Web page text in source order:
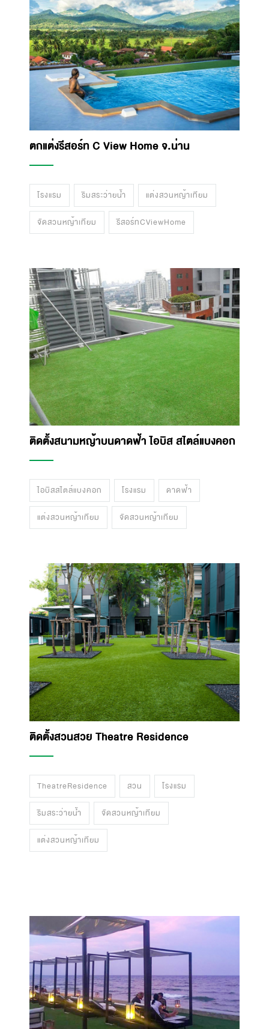
ตกแต่งรีสอร์ท C View Home จ.น่าน
โรงแรม ริมสระว่ายน้ำ แต่งสวนหญ้าเทียม
จัดสวนหญ้าเทียม รีสอร์ทCViewHome
ติดตั้งสนามหญ้าบนดาดฟ้า ไอบิส สไตล์แบงคอก
ไอบิสสไตล์แบงคอก โรงแรม ดาดฟ้า
แต่งสวนหญ้าเทียม จัดสวนหญ้าเทียม
ติดตั้งสวนสวย Theatre Residence
TheatreResidence สวน โรงแรม
ริมสระว่ายน้ำ จัดสวนหญ้าเทียม
แต่งสวนหญ้าเทียม